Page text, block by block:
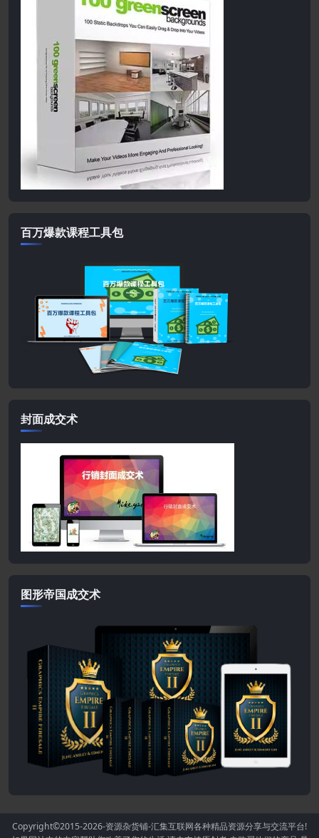
百万爆款课程工具包
封面成交术
图形帝国成交术
Copyright©2015-2026-资源杂货铺-汇集互联网各种精品资源分享与交流平台!